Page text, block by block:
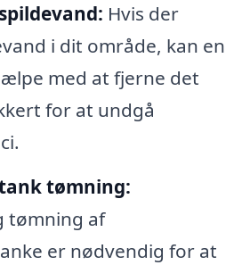
Hvis der
i dit område, kan en
med at fjerne det
for at undgå
tømning:
tømning af
er nødvendig for at